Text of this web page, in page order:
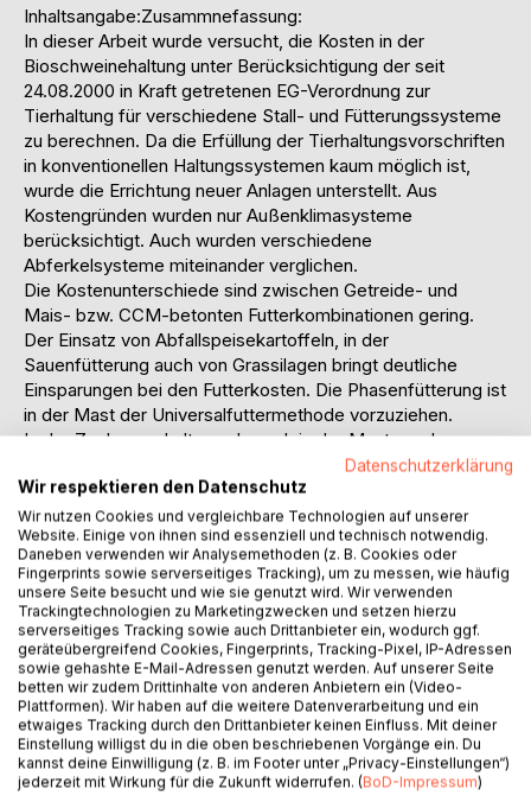
Inhaltsangabe:Zusammnefassung:
In dieser Arbeit wurde versucht, die Kosten in der
Bioschweinehaltung unter Berücksichtigung der seit
24.08.2000 in Kraft getretenen EG-Verordnung zur
Tierhaltung für verschiedene Stall- und Fütterungssysteme
zu berechnen. Da die Erfüllung der Tierhaltungsvorschriften
in konventionellen Haltungssystemen kaum möglich ist,
wurde die Errichtung neuer Anlagen unterstellt. Aus
Kostengründen wurden nur Außenklimasysteme
berücksichtigt. Auch wurden verschiedene
Abferkelsysteme miteinander verglichen.
Die Kostenunterschiede sind zwischen Getreide- und
Mais- bzw. CCM-betonten Futterkombinationen gering.
Der Einsatz von Abfallspeisekartoffeln, in der
Sauenfütterung auch von Grassilagen bringt deutliche
Einsparungen bei den Futterkosten. Die Phasenfütterung ist
in der Mast der Universalfuttermethode vorzuziehen.
In der Zuchsauenhaltung als auch in der Mast wurden
Festmist- als auch Güllesysteme miteinander verglichen.
Bei vergleichbaren Aufstallungssystemen sind wegen der
höheren Investitionskosten für die Flüssigentmistung die
Fixkosten um rund 20 bis 35 % höher, jedoch die
Gesamtkosten sind aufgrund des wesentlich geringeren
Einstreu, Maschinen- und AKh-Bedarfes deutlich niedriger.
Die Kosten pro Stück werden wesentlich vom
Leistungsniveau bestimmt. In der Zucht können durch
Steigerung der Ferkelzahl um ein Stück pro Sau und Jahr
die Kosten um 50,-- öS pro Ferkel gesenkt werden. In der
Mast ist vor allem die Verbesserung der Futterverwertung
eine Möglichkeit zur Verbesserung der Wirtschaftlichkeit.
Bei Freilandhaltung liegen vor allem wegen der hohen
Arbeitsbelastung und des Maschineneinsatzes, aber auch
Datenschutzerklärung
Wir respektieren den Datenschutz
Wir nutzen Cookies und vergleichbare Technologien auf unserer
Website. Einige von ihnen sind essenziell und technisch notwendig.
Daneben verwenden wir Analysemethoden (z. B. Cookies oder
Fingerprints sowie serverseitiges Tracking), um zu messen, wie häufig
unsere Seite besucht und wie sie genutzt wird. Wir verwenden
Trackingtechnologien zu Marketingzwecken und setzen hierzu
serverseitiges Tracking sowie auch Drittanbieter ein, wodurch ggf.
geräteübergreifend Cookies, Fingerprints, Tracking-Pixel, IP-Adressen
sowie gehashte E-Mail-Adressen genutzt werden. Auf unserer Seite
betten wir zudem Drittinhalte von anderen Anbietern ein (Video-
Plattformen). Wir haben auf die weitere Datenverarbeitung und ein
etwaiges Tracking durch den Drittanbieter keinen Einfluss. Mit deiner
Einstellung willigst du in die oben beschriebenen Vorgänge ein. Du
kannst deine Einwilligung (z. B. im Footer unter „Privacy-Einstellungen“)
jederzeit mit Wirkung für die Zukunft widerrufen. (BoD-Impressum)